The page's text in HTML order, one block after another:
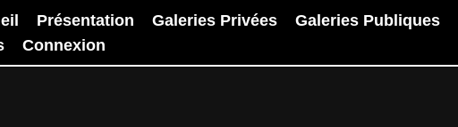
Présentation Galeries Privées Galeries Publiques
Connexion